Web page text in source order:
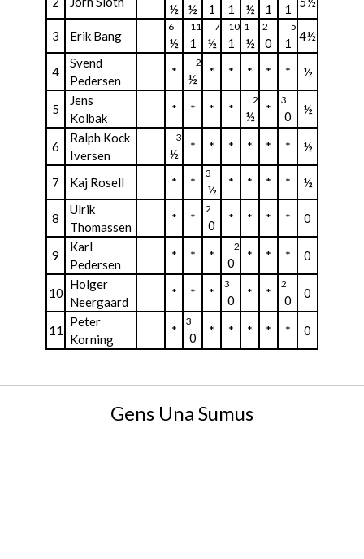
½ ½ 1 1 ½ 1 1
3 Erik Bang
6
½
11
1
7
½
10
1
1
½
2
0
5
1 4½
4
Svend
Pedersen
*
2
½ * * * * * ½
5
Jens
Kolbak
* * * *
2
½ *
3
0 ½
6
Ralph Kock
Iversen
3
½ * * * * * * ½
7 Kaj Rosell * *
3
½ * * * * ½
8
Ulrik
Thomassen
* *
2
0 * * * * 0
9
Karl
Pedersen
* * *
2
0 * * * 0
10
Holger
Neergaard
* * *
3
0 * *
2
0 0
11
Peter
Korning
*
3
0 * * * * * 0
Gens Una Sumus